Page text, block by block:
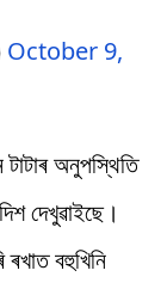
October 9,
টাটাৰ অনুপস্থিতি
দেখুৱাইছে।
বহুখিনি